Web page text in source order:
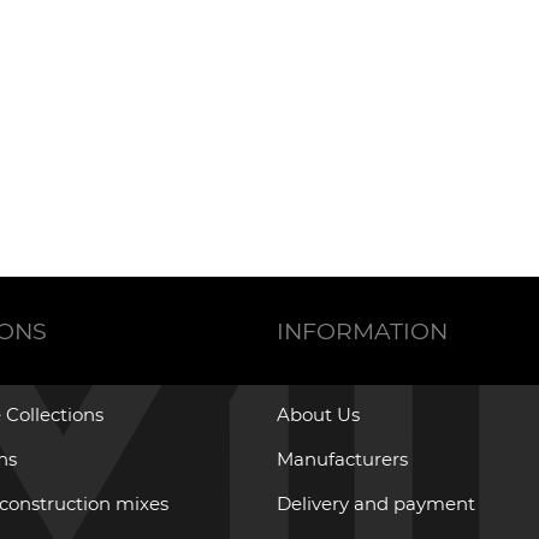
mixes
INFORMATION
About Us
Manufacturers
Delivery and payment